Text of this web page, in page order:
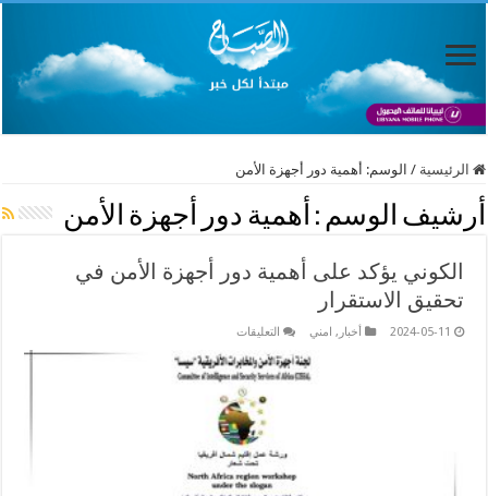
الرئيسية / الوسم: أهمية دور أجهزة الأمن
أرشيف الوسم : أهمية دور أجهزة الأمن
الكوني يؤكد على أهمية دور أجهزة الأمن في
تحقيق الاستقرار
2024-05-11 أخبار , امني التعليقات
يؤكد
على
دور
أجهزة
الأمن
في
تحقيق
الاستقرار
مغلقة